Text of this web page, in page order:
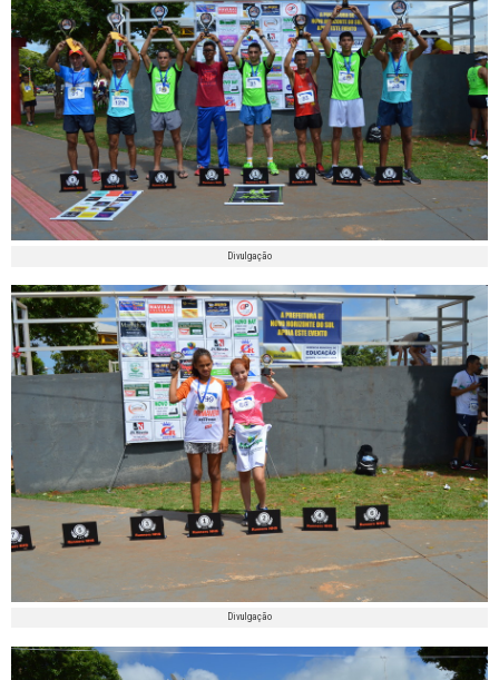
Divulgação
Divulgação